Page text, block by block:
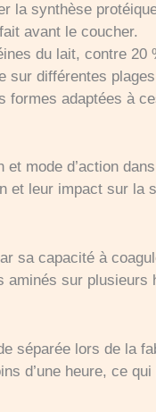
la synthèse
avant le coucher.
du lait, contre 20
sur différentes
formes adaptées à
mode d’action
et leur impact sur la
sa capacité à
aminés sur plusieurs
séparée lors de la
d’une heure, ce